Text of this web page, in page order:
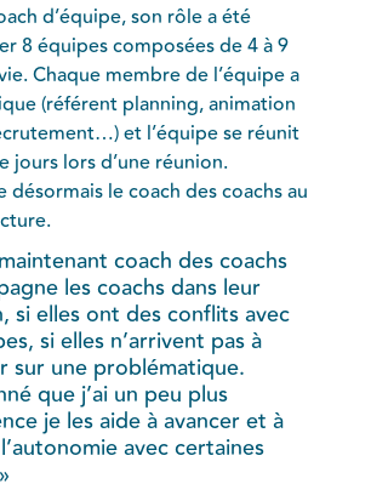
d’équipe, son rôle a été
8 équipes composées de 4 à 9
Chaque membre de l’équipe a
(référent planning, animation
et l’équipe se réunit
jours lors d’une réunion.
désormais le coach des coachs au
coach des coachs
les coachs dans leur
si elles ont des conflits avec
si elles n’arrivent pas à
sur une problématique.
que j’ai un peu plus
je les aide à avancer et à
avec certaines